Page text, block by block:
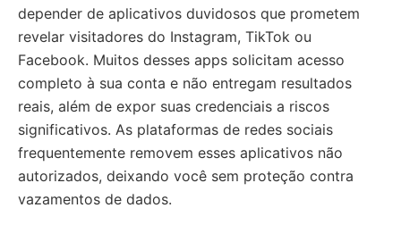
depender de aplicativos duvidosos que prometem
revelar visitadores do Instagram, TikTok ou
Facebook. Muitos desses apps solicitam acesso
completo à sua conta e não entregam resultados
reais, além de expor suas credenciais a riscos
significativos. As plataformas de redes sociais
frequentemente removem esses aplicativos não
autorizados, deixando você sem proteção contra
vazamentos de dados.